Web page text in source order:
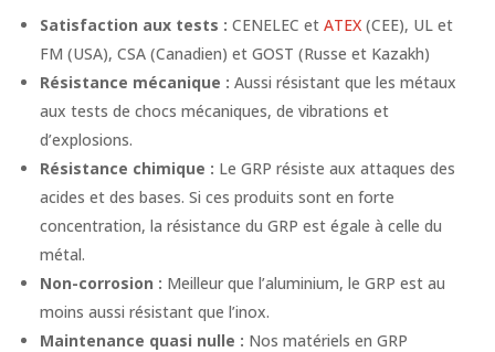
Satisfaction aux tests : CENELEC etATEX (CEE), UL et
FM (USA), CSA (Canadien) et GOST (Russe et Kazakh)
Résistance mécanique : Aussi résistant que les métaux
aux tests de chocs mécaniques, de vibrations et
d’explosions.
Résistance chimique : Le GRP résiste aux attaques des
acides et des bases. Si ces produits sont en forte
concentration, la résistance du GRP est égale à celle du
métal.
Non-corrosion : Meilleur que l’aluminium, le GRP est au
moins aussi résistant que l’inox.
Maintenance quasi nulle : Nos matériels en GRP